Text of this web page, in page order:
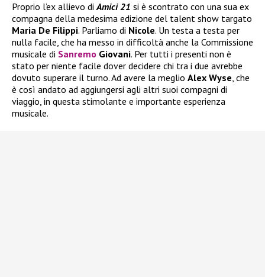
Proprio l’ex allievo diAmici 21 si è scontrato con una sua ex
compagna della medesima edizione del talent show targato
Maria De Filippi. Parliamo di Nicole. Un testa a testa per
nulla facile, che ha messo in difficoltà anche la Commissione
musicale di Sanremo Giovani. Per tutti i presenti non è
stato per niente facile dover decidere chi tra i due avrebbe
dovuto superare il turno. Ad avere la meglio Alex Wyse, che
è così andato ad aggiungersi agli altri suoi compagni di
viaggio, in questa stimolante e importante esperienza
musicale.